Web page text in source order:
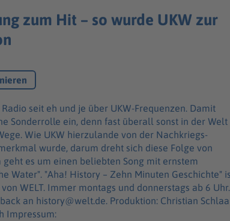
zum Hit – so wurde UKW zur
seit eh und je über UKW-Frequenzen. Damit
Sonderrolle ein, denn fast überall sonst in der Welt
Wie UKW hierzulande von der Nachkriegs-
wurde, darum dreht sich diese Folge von
geht es um einen beliebten Song mit ernstem
Geschichte" ist
WELT. Immer montags und donnerstags ab 6 Uhr.
Produktion: Christian Schlaak